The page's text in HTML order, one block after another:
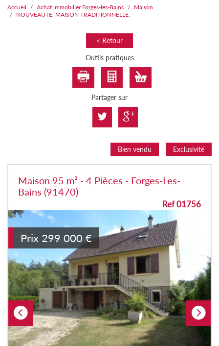
Accueil Achat immobilier Forges-les-Bains
Maison
NOUVEAUTE. MAISON TRADITIONNELLE.
< Retour
Outils pratiques
Partager sur
Bien vendu Exclusivité
Maison 95 m² - 4 Pièces - Forges-Les-
Bains (91470)
Ref 01756
Prix 299 000 €